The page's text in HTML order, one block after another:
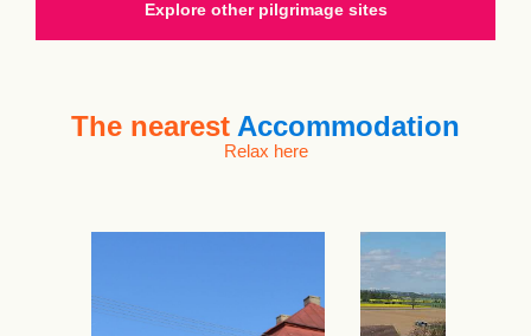
Explore other pilgrimage sites
The nearest Accommodation
Relax here